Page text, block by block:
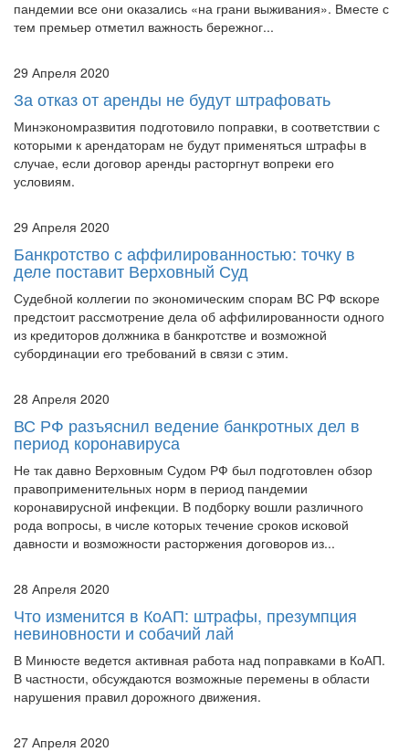
пандемии все они оказались «на грани выживания». Вместе с
тем премьер отметил важность бережног...
29 Апреля 2020
За отказ от аренды не будут штрафовать
Минэкономразвития подготовило поправки, в соответствии с
которыми к арендаторам не будут применяться штрафы в
случае, если договор аренды расторгнут вопреки его
условиям.
29 Апреля 2020
Банкротство с аффилированностью: точку в
деле поставит Верховный Суд
Судебной коллегии по экономическим спорам ВС РФ вскоре
предстоит рассмотрение дела об аффилированности одного
из кредиторов должника в банкротстве и возможной
субординации его требований в связи с этим.
28 Апреля 2020
ВС РФ разъяснил ведение банкротных дел в
период коронавируса
Не так давно Верховным Судом РФ был подготовлен обзор
правоприменительных норм в период пандемии
коронавирусной инфекции. В подборку вошли различного
рода вопросы, в числе которых течение сроков исковой
давности и возможности расторжения договоров из...
28 Апреля 2020
Что изменится в КоАП: штрафы, презумпция
невиновности и собачий лай
В Минюсте ведется активная работа над поправками в КоАП.
В частности, обсуждаются возможные перемены в области
нарушения правил дорожного движения.
27 Апреля 2020